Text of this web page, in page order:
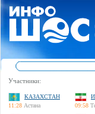
Участники:
КАЗАХСТАН
11:28 Астана
09:58